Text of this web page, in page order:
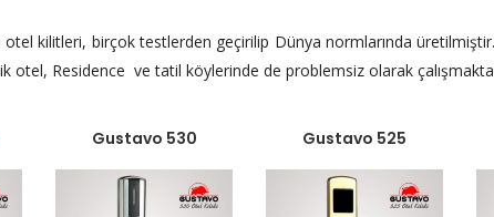
kilitleri, birçok testlerden geçirilip Dünya normlarında üretilmiştir. 3
Residence ve tatil köylerinde de problemsiz olarak
Gustavo 530 Gustavo 525